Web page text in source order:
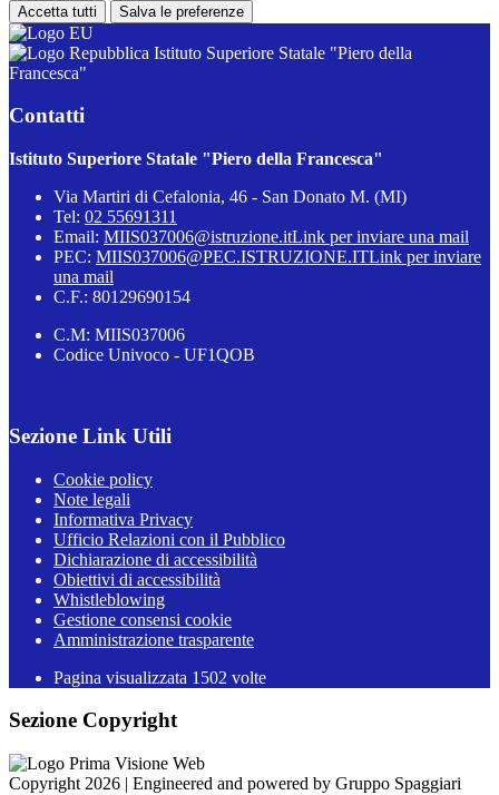
Accetta tutti Salva le preferenze
Istituto Superiore Statale "Piero della
Francesca"
Contatti
Istituto Superiore Statale "Piero della Francesca"
Via Martiri di Cefalonia, 46 - San Donato M. (MI)
Tel: 02 55691311
Email: MIIS037006@istruzione.itLink per inviare una mail
PEC: MIIS037006@PEC.ISTRUZIONE.ITLink per inviare
una mail
C.F.: 80129690154
C.M: MIIS037006
Codice Univoco - UF1QOB
Sezione Link Utili
Cookie policy
Note legali
Informativa Privacy
Ufficio Relazioni con il Pubblico
Dichiarazione di accessibilità
Obiettivi di accessibilità
Whistleblowing
Gestione consensi cookie
Amministrazione trasparente
Pagina visualizzata 1502 volte
Sezione Copyright
Copyright 2026 | Engineered and powered by Gruppo Spaggiari